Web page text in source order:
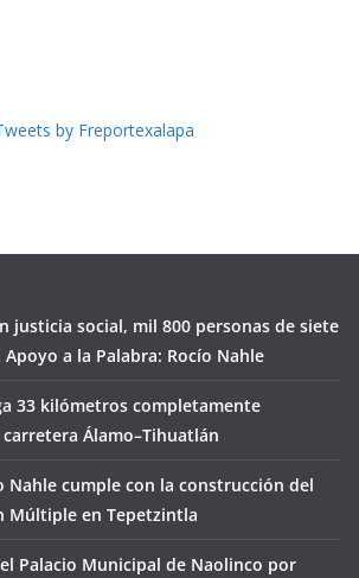
by Freportexalapa
justicia social, mil 800 personas de siete
a la Palabra: Rocío Nahle
33 kilómetros completamente
Álamo–Tihuatlán
Nahle cumple con la construcción del
Múltiple en Tepetzintla
Palacio Municipal de Naolinco por